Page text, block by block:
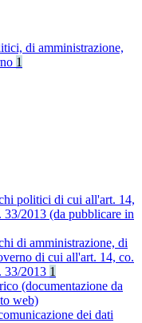
di amministrazione,
1
politici di cui all'art. 14,
33/2013 (da pubblicare in
di amministrazione, di
di cui all'art. 14, co.
33/2013 1
(documentazione da
web)
dei dati